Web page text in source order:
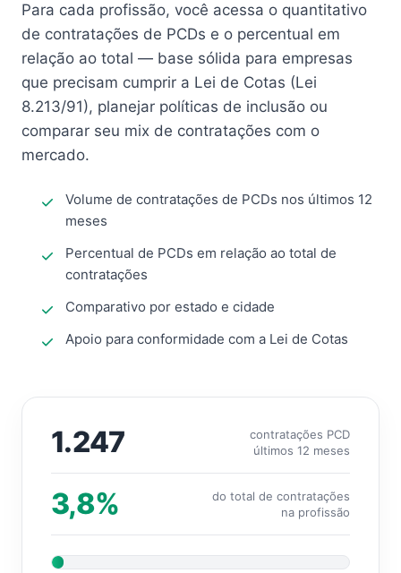
Para cada profissão, você acessa o quantitativo
de contratações de PCDs e o percentual em
relação ao total — base sólida para empresas
que precisam cumprir a Lei de Cotas (Lei
8.213/91), planejar políticas de inclusão ou
comparar seu mix de contratações com o
mercado.
Volume de contratações de PCDs nos últimos 12
meses
Percentual de PCDs em relação ao total de
contratações
Comparativo por estado e cidade
Apoio para conformidade com a Lei de Cotas
1.247
contratações PCD
últimos 12 meses
3,8%
do total de contratações
na profissão